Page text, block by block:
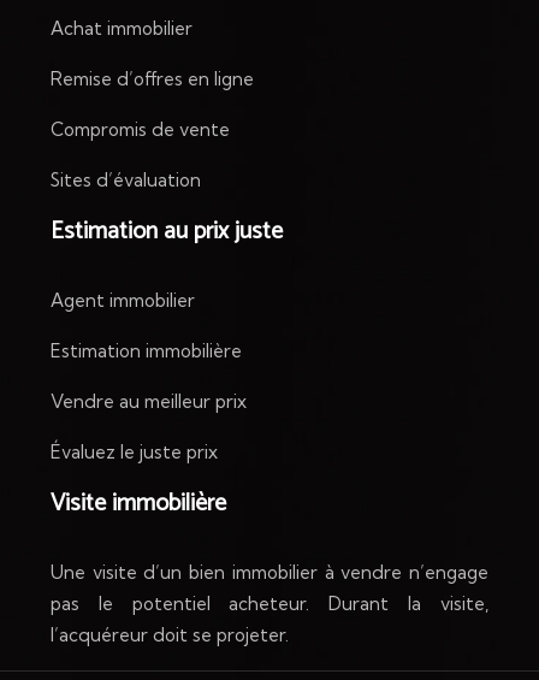
Achat immobilier
Remise d’offres en ligne
Compromis de vente
Sites d’évaluation
Estimation au prix juste
Agent immobilier
Estimation immobilière
Vendre au meilleur prix
Évaluez le juste prix
Visite immobilière
Une visite d’un bien immobilier à vendre n’engage
pas le potentiel acheteur. Durant la visite,
l’acquéreur doit se projeter.